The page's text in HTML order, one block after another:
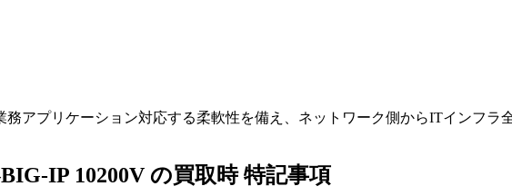
務アプリケーション対応する柔軟性を備え、ネットワーク側からITインフ
IP 10200V の買取時 特記事項